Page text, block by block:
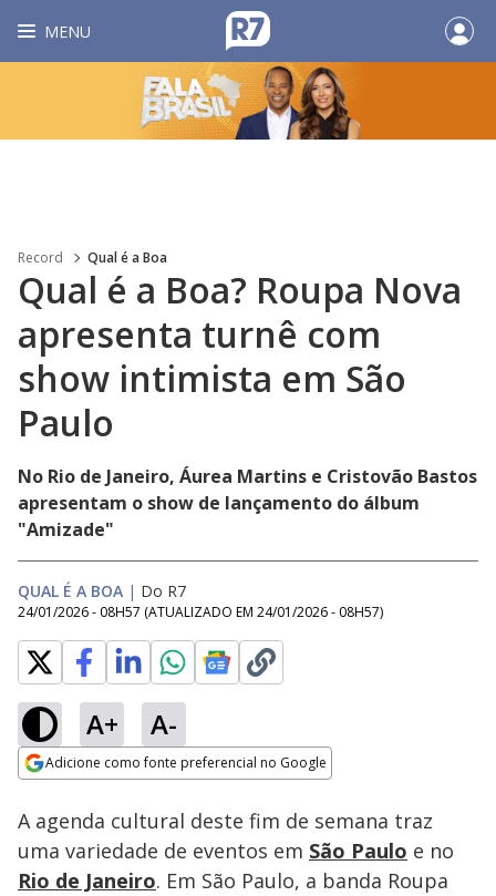
MENU
Record Qual é a Boa
Qual é a Boa? Roupa Nova
apresenta turnê com
show intimista em São
Paulo
No Rio de Janeiro, Áurea Martins e Cristovão Bastos
apresentam o show de lançamento do álbum
"Amizade"
QUAL É A BOA | Do R7
24/01/2026 - 08H57 (ATUALIZADO EM 24/01/2026 - 08H57)
A+ A-
Adicione como fonte preferencial no Google
Ativar
Loaded:
40.30%
A agenda cultural deste fim de semana traz
uma variedade de eventos em São Paulo e no
Rio de Janeiro. Em São Paulo, a banda Roupa